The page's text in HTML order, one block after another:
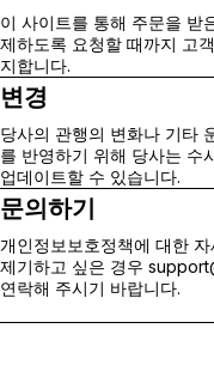
이 사이트를 통해 주문을 받
제하도록 요청할 때까지 고
지합니다.
변경
당사의 관행의 변화나 기타
를 반영하기 위해 당사는 수
업데이트할 수 있습니다.
문의하기
개인정보보호정책에 대한
제기하고 싶은 경우
연락해 주시기 바랍니다.